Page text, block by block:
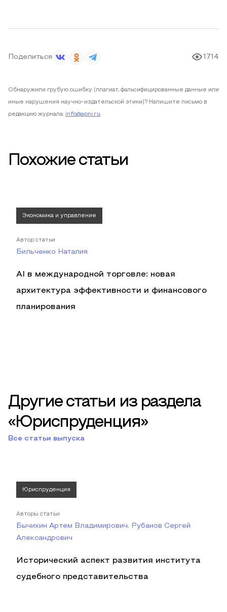
Поделиться 1714
Обнаружили грубую ошибку (плагиат, фальсифицированные данные или
иные нарушения научно-издательской этики)? Напишите письмо в
редакцию журнала: info@apni.ru
Похожие статьи
Экономика и управление
Автор статьи
Бильченко Наталия
AI в международной торговле: новая
архитектура эффективности и финансового
планирования
Другие статьи из раздела
«Юриспруденция»
Все статьи выпуска
Юриспруденция
Авторы статьи
Бычихин Артем Владимирович, Рубанов Сергей
Александрович
Исторический аспект развития института
судебного представительства